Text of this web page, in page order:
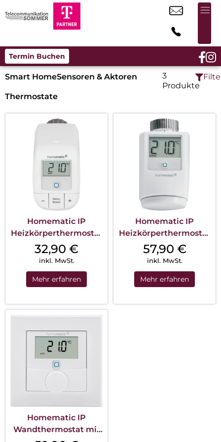
Termin Buchen
Smart HomeSensoren & Aktoren
Thermostate
3
Produkte
Homematic IP
Heizkörperthermostat
Basic Weiß
32,90 €
inkl. MwSt.
Mehr erfahren
Homematic IP
Heizkörperthermostat
Weiß
57,90 €
inkl. MwSt.
Mehr erfahren
Homematic IP
Wandthermostat mit